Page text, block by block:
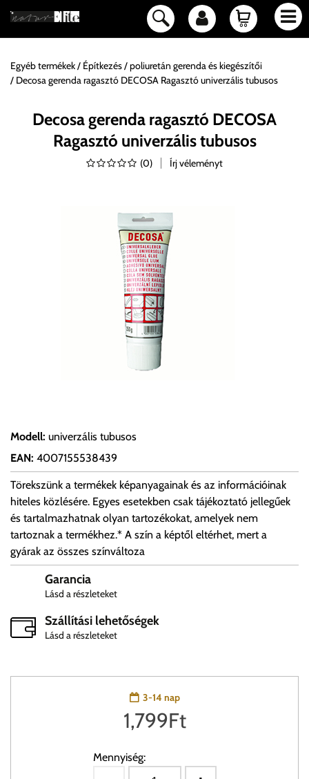
Egyéb termékek Építkezés
poliuretán gerenda és kiegészítői
Decosa gerenda ragasztó DECOSA Ragasztó univerzális tubusos
Decosa gerenda ragasztó DECOSA
Ragasztó univerzális tubusos
(0) Írj véleményt
Modell: univerzális tubusos
EAN: 4007155538439
Törekszünk a termékek képanyagainak és az információinak
hiteles közlésére. Egyes esetekben csak tájékoztató jellegűek
és tartalmazhatnak olyan tartozékokat, amelyek nem
tartoznak a termékhez.* A szín a képtől eltérhet, mert a
gyárak az összes színváltoza
Garancia
Lásd a részleteket
Szállítási lehetőségek
Lásd a részleteket
3-14 nap
1,799Ft
Mennyiség: